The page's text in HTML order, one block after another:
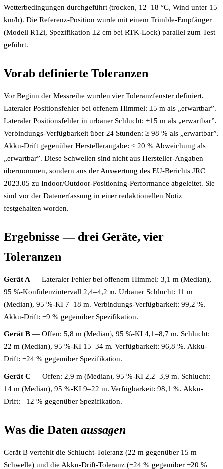
Wetterbedingungen durchgeführt (trocken, 12–18 °C, Wind unter 15
km/h). Die Referenz-Position wurde mit einem Trimble-Empfänger
(Modell R12i, Spezifikation ±2 cm bei RTK-Lock) parallel zum Test
geführt.
Vorab definierte Toleranzen
Vor Beginn der Messreihe wurden vier Toleranzfenster definiert.
Lateraler Positionsfehler bei offenem Himmel: ±5 m als „erwartbar”.
Lateraler Positionsfehler in urbaner Schlucht: ±15 m als „erwartbar”.
Verbindungs-Verfügbarkeit über 24 Stunden: ≥ 98 % als „erwartbar”.
Akku-Drift gegenüber Herstellerangabe: ≤ 20 % Abweichung als
„erwartbar”. Diese Schwellen sind nicht aus Hersteller-Angaben
übernommen, sondern aus der Auswertung des EU-Berichts JRC
2023.05 zu Indoor/Outdoor-Positioning-Performance abgeleitet. Sie
sind vor der Datenerfassung in einer redaktionellen Notiz
festgehalten worden.
Ergebnisse — drei Geräte, vier
Toleranzen
Gerät A — Lateraler Fehler bei offenem Himmel: 3,1 m (Median),
95 %-Konfidenzintervall 2,4–4,2 m. Urbaner Schlucht: 11 m
(Median), 95 %-KI 7–18 m. Verbindungs-Verfügbarkeit: 99,2 %.
Akku-Drift: −9 % gegenüber Spezifikation.
Gerät B — Offen: 5,8 m (Median), 95 %-KI 4,1–8,7 m. Schlucht:
22 m (Median), 95 %-KI 15–34 m. Verfügbarkeit: 96,8 %. Akku-
Drift: −24 % gegenüber Spezifikation.
Gerät C — Offen: 2,9 m (Median), 95 %-KI 2,2–3,9 m. Schlucht:
14 m (Median), 95 %-KI 9–22 m. Verfügbarkeit: 98,1 %. Akku-
Drift: −12 % gegenüber Spezifikation.
Was die Daten aussagen
Gerät B verfehlt die Schlucht-Toleranz (22 m gegenüber 15 m
Schwelle) und die Akku-Drift-Toleranz (−24 % gegenüber −20 %